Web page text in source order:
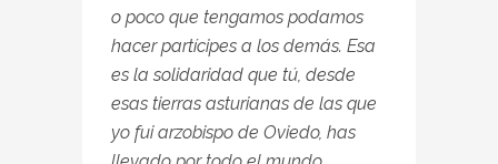
o poco que tengamos podamos
hacer partícipes a los demás. Esa
es la solidaridad que tú, desde
esas tierras asturianas de las que
yo fui arzobispo de Oviedo, has